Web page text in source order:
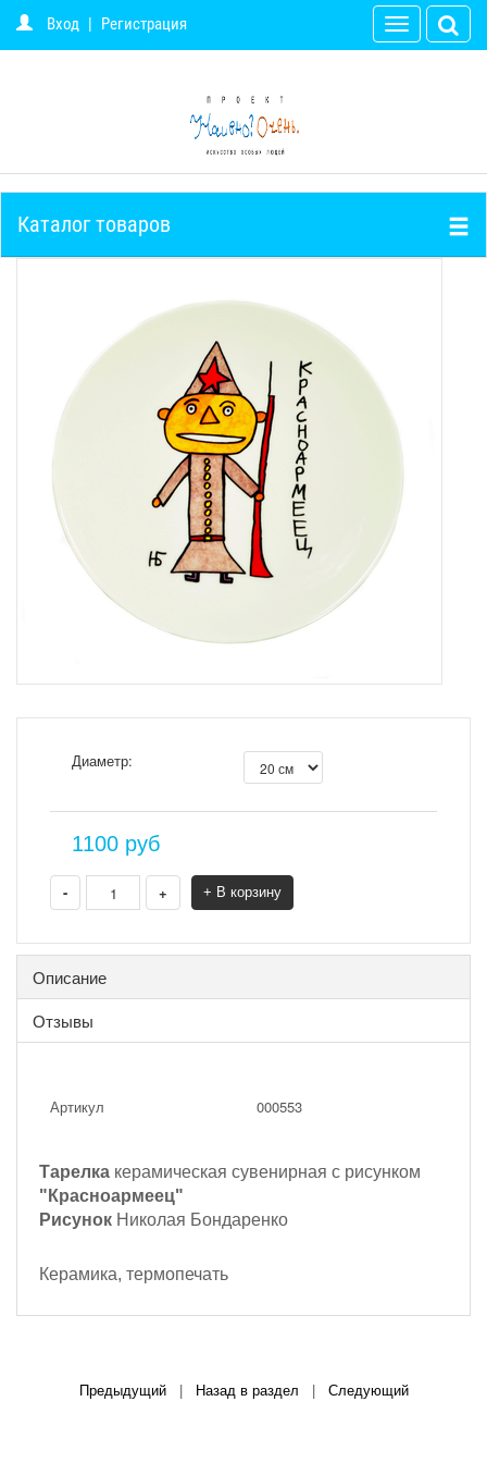
Вход | Регистрация
Toggle
navigation
Каталог товаров
Диаметр:
1100 руб
- + + В корзину
Описание
Отзывы
Артикул 000553
Тарелка керамическая сувенирная с рисунком
"Красноармеец"
Рисунок Николая Бондаренко
Керамика, термопечать
Предыдущий| Назад в раздел Следующий